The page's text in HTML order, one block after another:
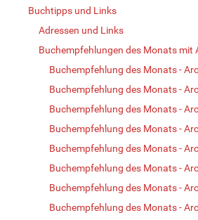
Buchtipps und Links
Adressen und Links
Buchempfehlungen des Monats mit
Buchempfehlung des Monats -
Buchempfehlung des Monats -
Buchempfehlung des Monats -
Buchempfehlung des Monats -
Buchempfehlung des Monats -
Buchempfehlung des Monats -
Buchempfehlung des Monats -
Buchempfehlung des Monats -